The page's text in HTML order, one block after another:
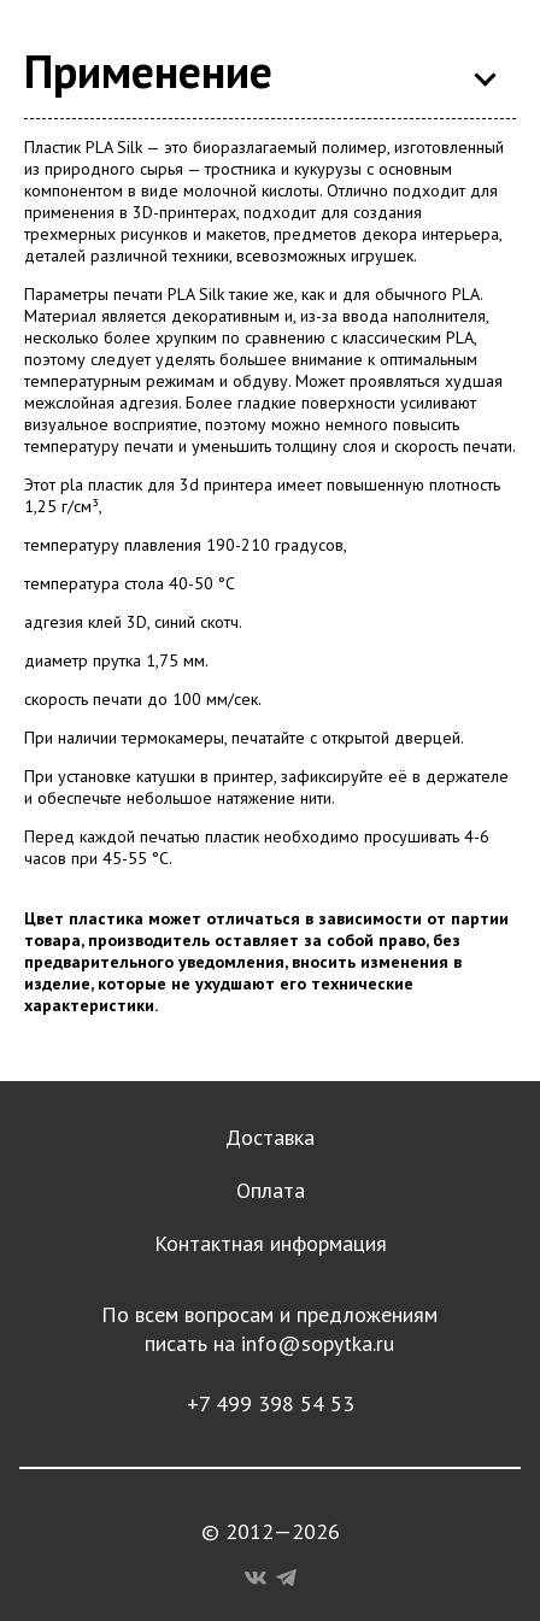
Применение
Пластик PLA Silk — это биоразлагаемый полимер, изготовленный
из природного сырья — тростника и кукурузы с основным
компонентом в виде молочной кислоты. Отлично подходит для
применения в 3D-принтерах, подходит для создания
трехмерных рисунков и макетов, предметов декора интерьера,
деталей различной техники, всевозможных игрушек.
Параметры печати PLA Silk такие же, как и для обычного PLA.
Материал является декоративным и, из-за ввода наполнителя,
несколько более хрупким по сравнению с классическим PLA,
поэтому следует уделять большее внимание к оптимальным
температурным режимам и обдуву. Может проявляться худшая
межслойная адгезия. Более гладкие поверхности усиливают
визуальное восприятие, поэтому можно немного повысить
температуру печати и уменьшить толщину слоя и скорость печати.
Этот pla пластик для 3d принтера имеет повышенную плотность
1,25 г/см³,
температуру плавления 190-210 градусов,
температура стола 40-50 ­°С
адгезия клей 3D, синий скотч.
диаметр прутка 1,75 мм.
скорость печати до 100 мм/сек.
При наличии термокамеры, печатайте с открытой дверцей.
При установке катушки в принтер, зафиксируйте её в держателе
и обеспечьте небольшое натяжение нити.
Перед каждой печатью пластик необходимо просушивать 4-6
часов при 45-55­ °С.
Цвет пластика может отличаться в зависимости от партии
товара, производитель оставляет за собой право, без
предварительного уведомления, вносить изменения в
изделие, которые не ухудшают его технические
характеристики.
Доставка
Оплата
Контактная информация
По всем вопросам и предложениям
писать на info@sopytka.ru
+7 499 398 54 53
© 2012—2026